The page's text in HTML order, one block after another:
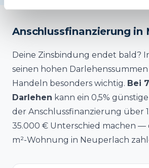
Anschlussfinanzierung in
Deine Zinsbindung endet bald?
seinen hohen
Handeln besonders wichtig. Bei
Darlehen kann ein 0,5%
der Anschlussfinanzierung über
35.000 € Unterschied machen —
m²-Wohnung in Neuperlach